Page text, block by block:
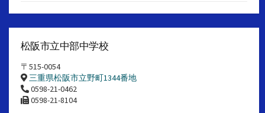
松阪市立中部中学校
〒515-0054
三重県松阪市立野町1344番地
0598-21-0462
0598-21-8104